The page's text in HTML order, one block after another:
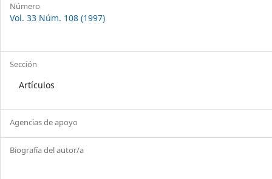
Número
Vol. 33 Núm. 108 (1997)
Sección
Artículos
Agencias de apoyo
Biografía del autor/a